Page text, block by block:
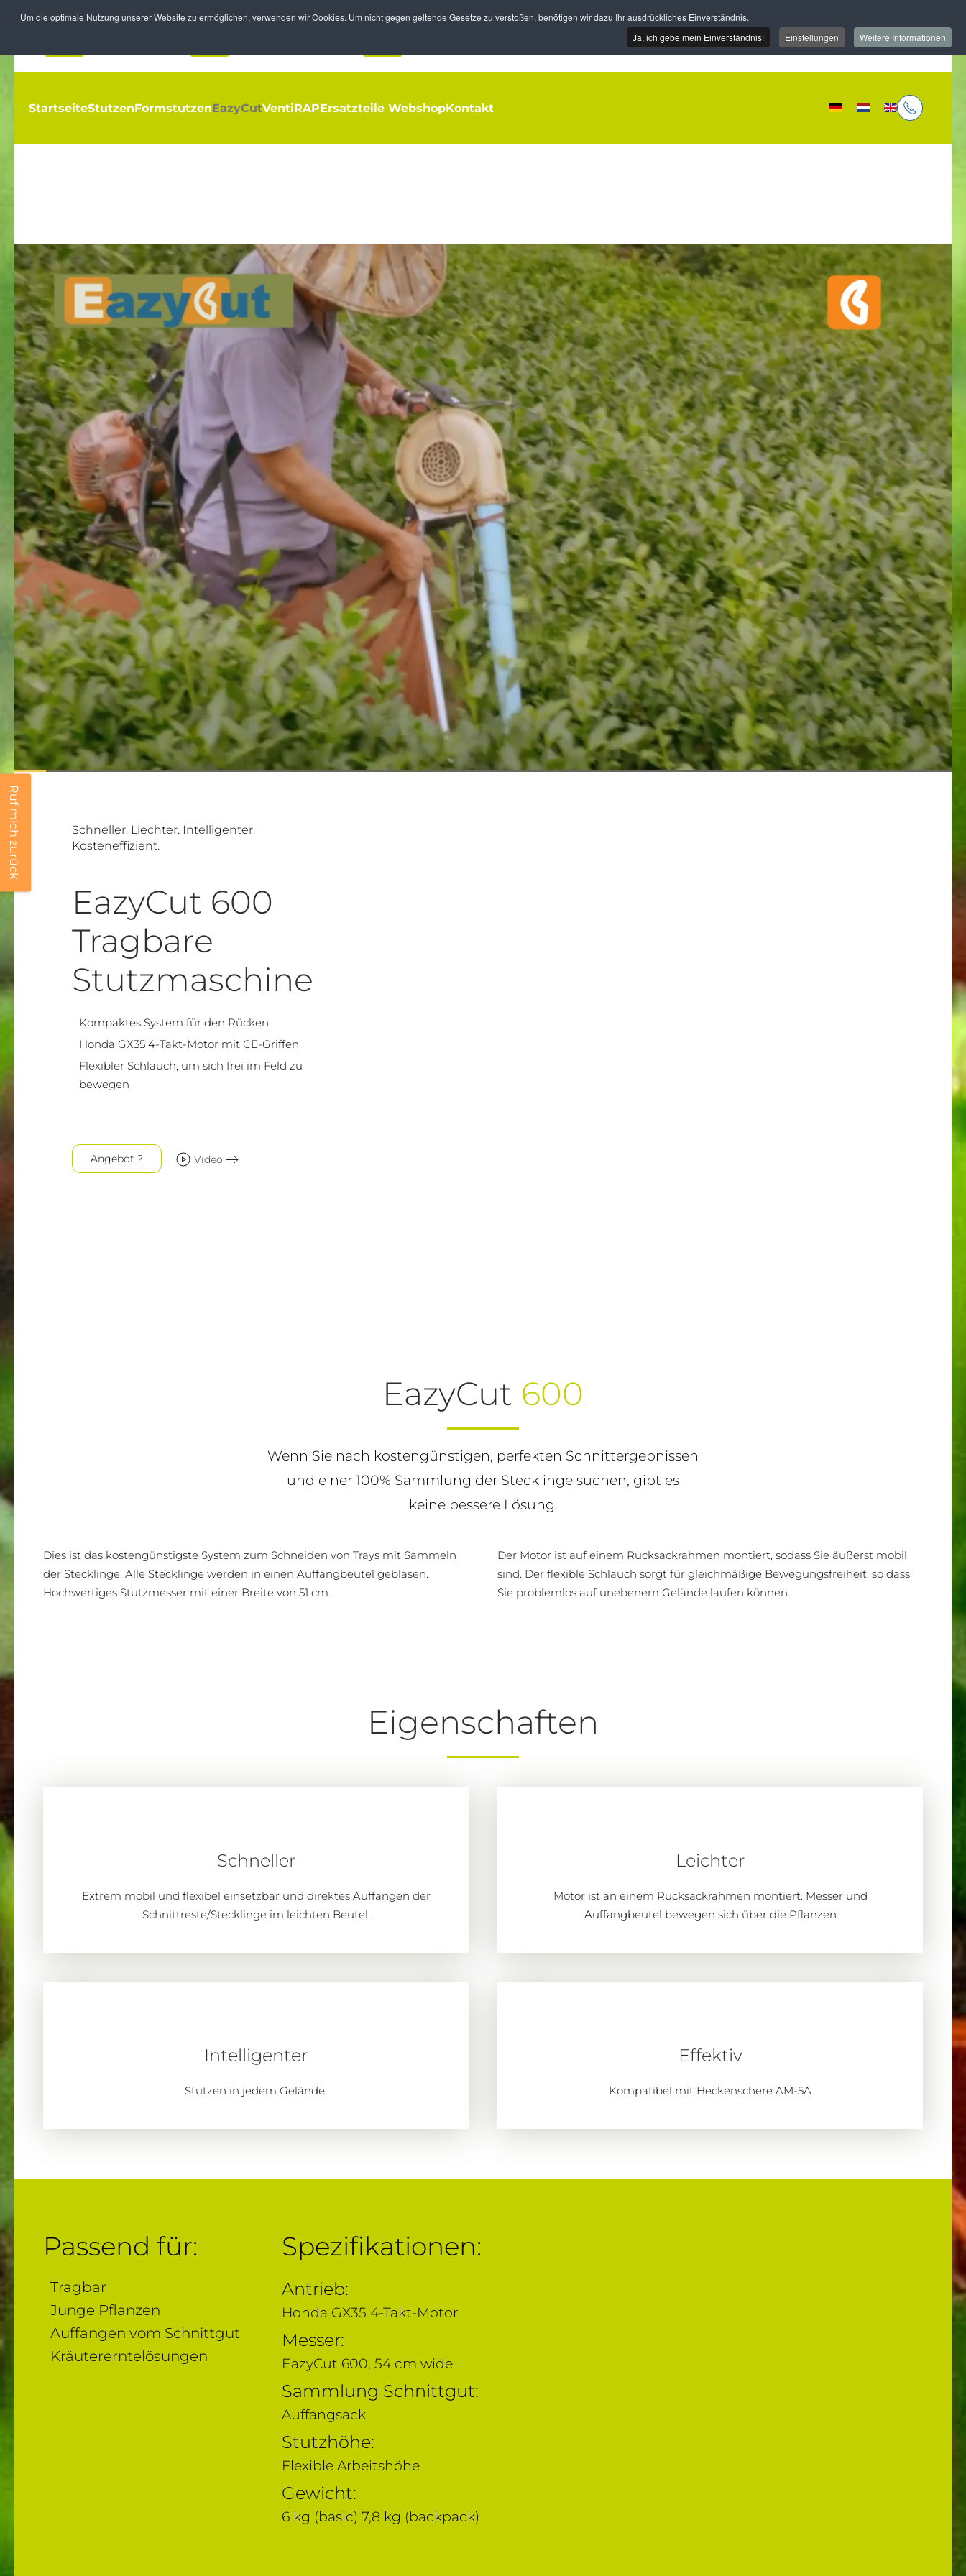
Um die optimale Nutzung unserer Website zu ermöglichen, verwenden wir Cookies. Um nicht gegen geltende Gesetze zu verstoßen, benötigen wir dazu Ihr ausdrückliches Einverständnis.
Ja, ich gebe mein Einverständnis!
Einstellungen Weitere Informationen
StartseiteStutzenFormstutzenEazyCutVentiRAPErsatzteile WebshopKontakt
Schneller. Liechter. Intelligenter.
Kosteneffizient.
EazyCut 600
Tragbare
Stutzmaschine
Kompaktes System für den Rücken
Honda GX35 4-Takt-Motor mit CE-Griffen
Flexibler Schlauch, um sich frei im Feld zu
bewegen
Angebot ? Video
EazyCut 600
Wenn Sie nach kostengünstigen, perfekten Schnittergebnissen
und einer 100% Sammlung der Stecklinge suchen, gibt es
keine bessere Lösung.
Dies ist das kostengünstigste System zum Schneiden von Trays mit Sammeln
der Stecklinge. Alle Stecklinge werden in einen Auffangbeutel geblasen.
Hochwertiges Stutzmesser mit einer Breite von 51 cm.
Der Motor ist auf einem Rucksackrahmen montiert, sodass Sie äußerst mobil
sind. Der flexible Schlauch sorgt für gleichmäßige Bewegungsfreiheit, so dass
Sie problemlos auf unebenem Gelände laufen können.
Eigenschaften
Schneller
Extrem mobil und flexibel einsetzbar und direktes Auffangen der
Schnittreste/Stecklinge im leichten Beutel.
Leichter
Motor ist an einem Rucksackrahmen montiert. Messer und
Auffangbeutel bewegen sich über die Pflanzen
Intelligenter
Stutzen in jedem Gelände.
Effektiv
Kompatibel mit Heckenschere AM-5A
Passend für:
Tragbar
Junge Pflanzen
Auffangen vom Schnittgut
Kräutererntelösungen
Spezifikationen:
Antrieb:
Honda GX35 4-Takt-Motor
Messer:
EazyCut 600, 54 cm wide
Sammlung Schnittgut:
Auffangsack
Stutzhöhe:
Flexible Arbeitshöhe
Gewicht:
6 kg (basic) 7,8 kg (backpack)
Ruf mich zurück